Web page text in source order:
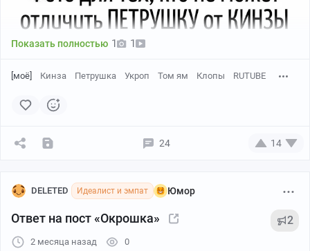
Показать полностью 1 1
[моё] Кинза Петрушка Укроп Том ям Клопы RUTUBE
24 14
DELETED Идеалист и эмпат Юмор
Ответ на пост «Окрошка» 2
2 месяца назад 0